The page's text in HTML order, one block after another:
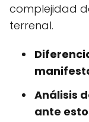
complejidad
terrenal.
Análisis
ante